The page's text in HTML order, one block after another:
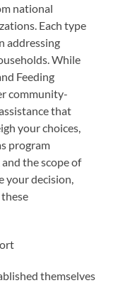
national
Each type
addressing
While
Feeding
community-
that
your choices,
program
the scope of
your decision,
themselves